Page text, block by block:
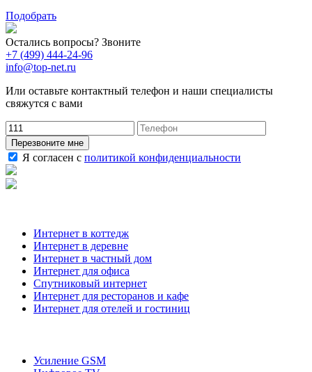
Подобрать
Остались вопросы? Звоните
+7 (499) 444-24-96
info@top-net.ru
Или оставьте контактный телефон и наши специалисты
свяжутся с вами
Перезвоните мне
Я согласен с политикой конфиденциальности
Интернет в коттедж
Интернет в деревне
Интернет в частный дом
Интернет для офиса
Спутниковый интернет
Интернет для ресторанов и кафе
Интернет для отелей и гостиниц
Усиление GSM